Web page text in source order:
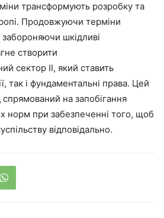
трансформують розробку та
Продовжуючи терміни
шкідливі
створити
сектор ІІ, який ставить
так і фундаментальні права. Цей
спрямований на запобігання
норм при забезпеченні того, щоб
відповідально.